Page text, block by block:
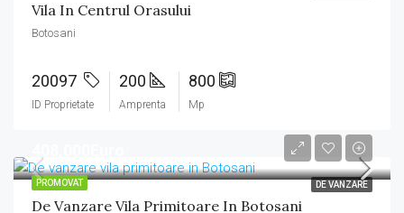
Vila In Centrul Orasului
Botosani
20097
ID Proprietate
200
Amprenta
800
Mp
PROMOVAT DE VANZARE
De Vanzare Vila Primitoare In Botosani